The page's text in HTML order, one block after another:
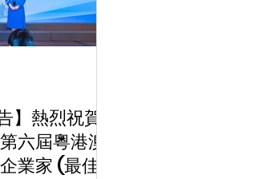
】熱烈祝賀
六屆粵港澳
業家 (最佳